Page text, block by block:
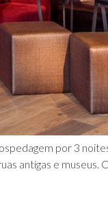
por 3
antigas e museus.